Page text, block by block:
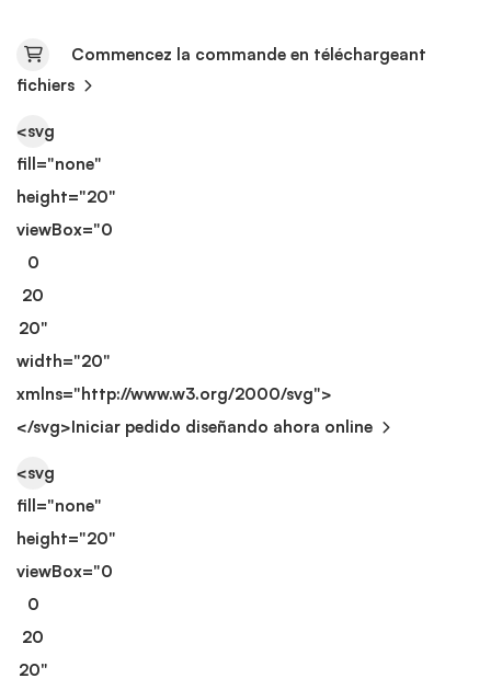
Commencez la commande en téléchargeant
fichiers
<svg
fill="none"
height="20"
viewBox="0
0
20
20"
width="20"
xmlns="http://www.w3.org/2000/svg">
</svg>Iniciar pedido diseñando ahora online
<svg
fill="none"
height="20"
viewBox="0
0
20
20"